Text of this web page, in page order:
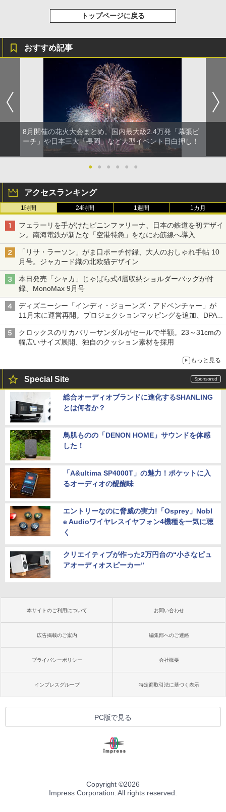
トップページに戻る
おすすめ記事
8月開催の花火大会まとめ。国内最大級2.4万発「幕張ビ
ーチ」や日本三大「長岡」など大型イベント目白押し！
● ● ● ● ● ●
アクセスランキング
1時間 24時間 1週間 1カ月
フェラーリを手がけたピニンファリーナ、日本の鉄道を初デザイ
ン。南海電鉄が新たな「空港特急」をなにわ筋線へ導入
「リサ・ラーソン」がま口ポーチ付録、大人のおしゃれ手帖 10
月号。ジャカード織の北欧猫デザイン
本日発売「シャカ」じゃばら式4層収納ショルダーバッグが付
録、MonoMax 9月号
ディズニーシー「インディ・ジョーンズ・アドベンチャー」が
11月末に運営再開。プロジェクションマッピングを追加、DPA
は1500円
クロックスのリカバリーサンダルがセールで半額。23～31cmの
幅広いサイズ展開、独自のクッション素材を採用
もっと見る
Special Site
総合オーディオブランドに進化するSHANLING
とは何者か？
鳥肌ものの「DENON HOME」サウンドを体感
した！
「A&ultima SP4000T」の魅力！ポケットに入
るオーディオの醍醐味
エントリーなのに脅威の実力!「Osprey」Nobl
e Audioワイヤレスイヤフォン4機種を一気に聴
く
クリエイティブが作った2万円台の“小さなピュ
アオーディオスピーカー”
本サイトのご利用について お問い合わせ
広告掲載のご案内 編集部へのご連絡
プライバシーポリシー 会社概要
インプレスグループ 特定商取引法に基づく表示
PC版で見る
Copyright ©2026
Impress Corporation. All rights reserved.